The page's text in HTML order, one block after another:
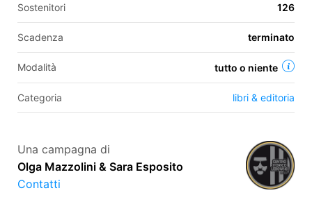
Sostenitori 126
Scadenza terminato
Modalità tutto o niente
Categoria libri & editoria
Una campagna di
Olga Mazzolini & Sara Esposito
Contatti